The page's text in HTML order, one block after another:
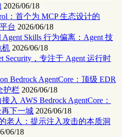
2026/06/18
：首个为 MCP 生态设计的
台 2026/06/18
Skills 行为偏离：Agent 技
机 2026/06/18
Security，专注于 Agent 运行时
Bedrock AgentCore：顶级 EDR
护栏 2026/06/18
入 AWS Bedrock AgentCore：
再下一城 2026/06/18
老人：提示注入攻击的本质洞
06/18